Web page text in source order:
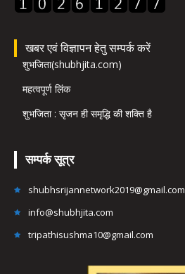
खबर एवं विज्ञापन हेतु सम्पर्क करें
शुभजिता(shubhjita.com)
महत्वपूर्ण लिंक
शुभजिता : सृजन ही समृद्धि की शक्ति है
सम्पर्क सूत्र
shubhsrijannetwork2019@gmail.com
info@shubhjita.com
tripathisushma10@gmail.com